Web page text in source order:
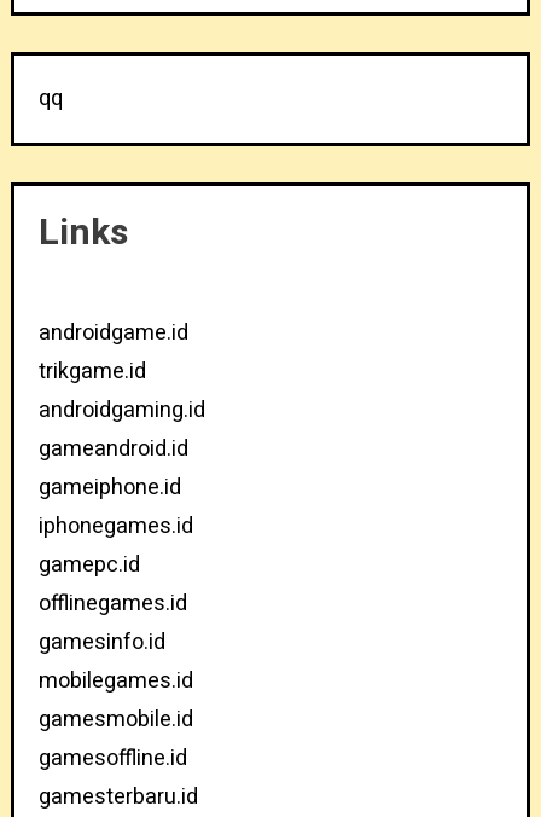
qq
Links
androidgame.id
trikgame.id
androidgaming.id
gameandroid.id
gameiphone.id
iphonegames.id
gamepc.id
offlinegames.id
gamesinfo.id
mobilegames.id
gamesmobile.id
gamesoffline.id
gamesterbaru.id